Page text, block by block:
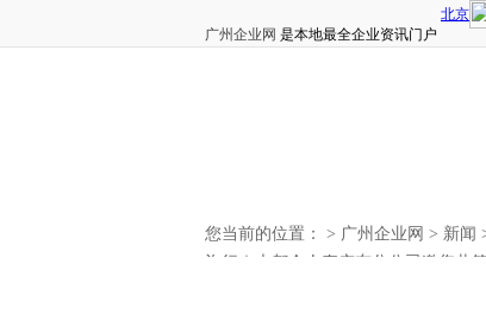
广州企业网 是本地最全企业资讯门户
您当前的位置： > 广州企业网 > 新闻
诈行｜大都会人寿广东分公司邀您共